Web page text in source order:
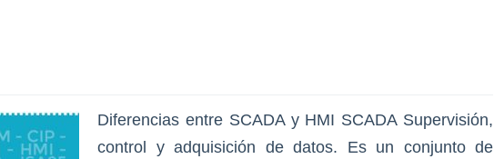
Diferencias entre SCADA y HMI SCADA Supervisión,
control y adquisición de datos. Es un conjunto de